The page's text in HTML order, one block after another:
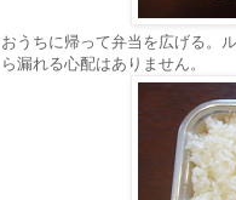
おうちに帰って弁当を広げる。
ら漏れる心配はありません。